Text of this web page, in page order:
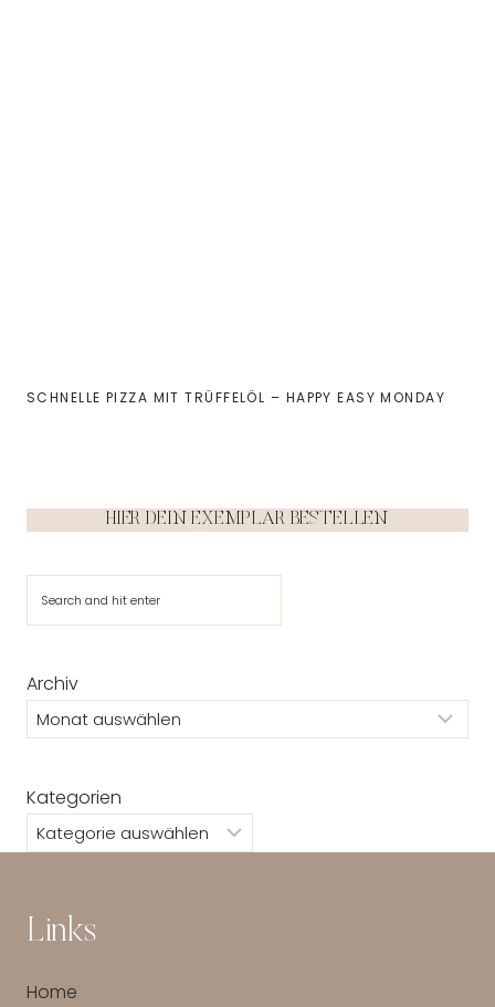
SCHNELLE PIZZA MIT TRÜFFELÖL – HAPPY EASY MONDAY
HIER DEIN EXEMPLAR BESTELLEN
Archiv
Kategorien
Links
Home